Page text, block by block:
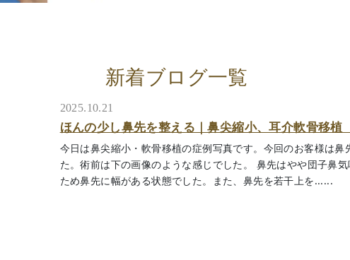
新着ブログ一覧
2025.10.21
ほんの少し鼻先を整える｜鼻尖縮小、耳介軟骨移
今日は鼻尖縮小・軟骨移植の症例写真です。今回のお客様は鼻
た。術前は下の画像のような感じでした。 鼻先はやや団子鼻
ため鼻先に幅がある状態でした。また、鼻先を若干上を......